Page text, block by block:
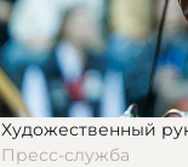
Художественный
Пресс-служба